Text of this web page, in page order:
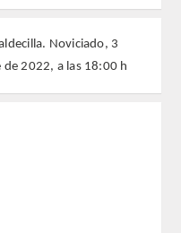
Noviciado, 3
de 2022, a las 18:00 h